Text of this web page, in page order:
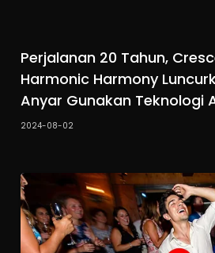
Perjalanan 20 Tahun,
Harmonic Harmony
Anyar Gunakan Teknologi
2024-08-02